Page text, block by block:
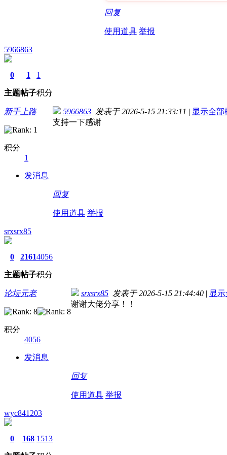
回复
使用道具 举报
5966863
0
主题
1
帖子
1
积分
新手上路
积分
1
发消息
5966863 发表于 2026-5-15 21:33:11 | 显示全部
支持一下感谢
回复
使用道具 举报
srxsrx85
0
主题
2161
帖子
4056
积分
论坛元老
积分
4056
发消息
srxsrx85 发表于 2026-5-15 21:44:40 | 显
谢谢大佬分享！！
回复
使用道具 举报
wyc841203
0 168 1513